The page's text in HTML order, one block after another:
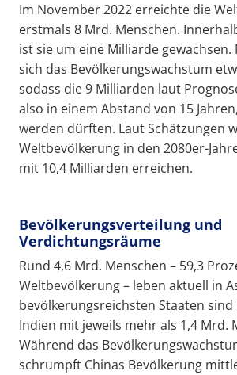
Im November 2022 erreichte die
erstmals 8 Mrd. Menschen.
ist sie um eine Milliarde
sich das Bevölkerungswachstum
sodass die 9 Milliarden laut
also in einem Abstand von 15
werden dürften. Laut Schätzungen
Weltbevölkerung in den 2080er-
mit 10,4 Milliarden erreichen.
Bevölkerungsverteilung und
Verdichtungsräume
Rund 4,6 Mrd. Menschen – 59,3
Weltbevölkerung – leben aktuell in
bevölkerungsreichsten Staaten sind
Indien mit jeweils mehr als 1,4 Mrd.
Während das
schrumpft Chinas Bevölkerung